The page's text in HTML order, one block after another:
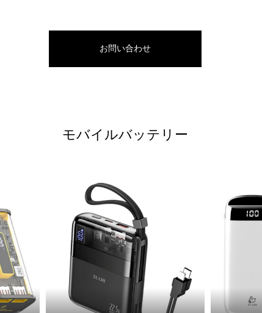
お問い合わせ
モバイルバッテリー